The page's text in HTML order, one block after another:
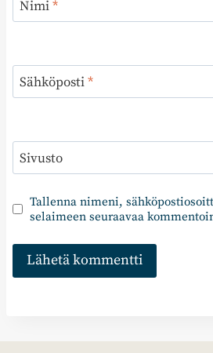
Nimi*
Sähköposti*
Sivusto
Tallenna nimeni,
selaimeen seuraavaa